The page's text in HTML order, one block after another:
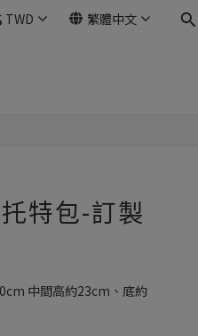
TWD 繁體中文
特包-訂製
中間高約23cm、底約